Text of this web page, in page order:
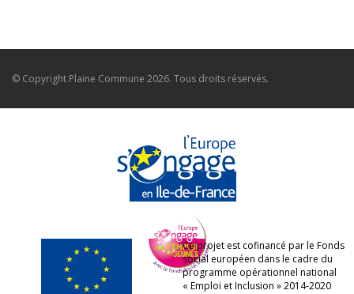
© Copyright Plaine Commune 2026. Tous droits réservés.
Ce projet est cofinancé par le Fonds
social européen dans le cadre du
programme opérationnel national
« Emploi et Inclusion » 2014-2020